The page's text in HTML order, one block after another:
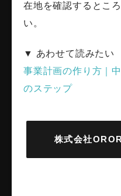
在地を確認するとこ
い。
▼ あわせて読みたい
事業計画の作り方｜
のステップ
株式会社